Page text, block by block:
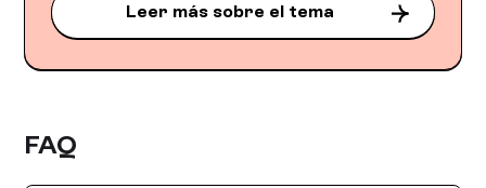
Leer más sobre el tema
FAQ